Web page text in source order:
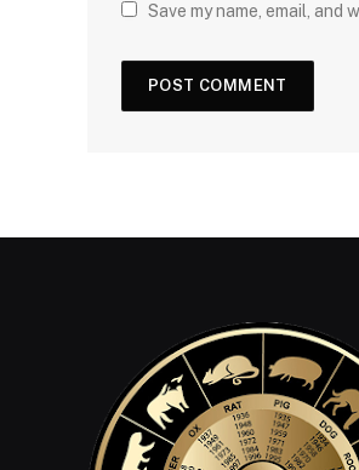
Save my name, email,